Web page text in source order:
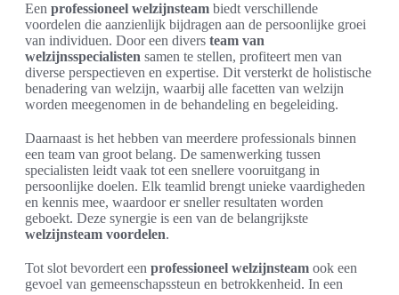
Een professioneel welzijnsteam biedt verschillende
voordelen die aanzienlijk bijdragen aan de persoonlijke groei
van individuen. Door een divers team van
welzijnsspecialisten samen te stellen, profiteert men van
diverse perspectieven en expertise. Dit versterkt de holistische
benadering van welzijn, waarbij alle facetten van welzijn
worden meegenomen in de behandeling en begeleiding.
Daarnaast is het hebben van meerdere professionals binnen
een team van groot belang. De samenwerking tussen
specialisten leidt vaak tot een snellere vooruitgang in
persoonlijke doelen. Elk teamlid brengt unieke vaardigheden
en kennis mee, waardoor er sneller resultaten worden
geboekt. Deze synergie is een van de belangrijkste
welzijnsteam voordelen.
Tot slot bevordert een professioneel welzijnsteam ook een
gevoel van gemeenschapssteun en betrokkenheid. In een